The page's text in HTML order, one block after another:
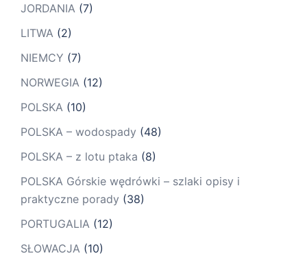
JORDANIA (7)
LITWA (2)
NIEMCY (7)
NORWEGIA (12)
POLSKA (10)
POLSKA – wodospady (48)
POLSKA – z lotu ptaka (8)
POLSKA Górskie wędrówki – szlaki opisy i
praktyczne porady (38)
PORTUGALIA (12)
SŁOWACJA (10)